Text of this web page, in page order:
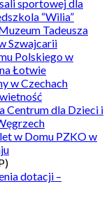
sportowej dla
“Wilia”
Tadeusza
Szwajcarii
Polskiego w
Łotwie
w Czechach
Centrum dla Dzieci i
w Domu PZKO w
dotacji –